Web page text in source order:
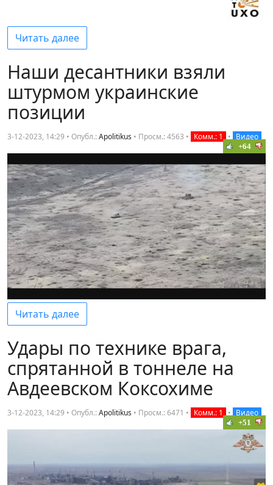
Читать далее
Наши десантники взяли
штурмом украинские
позиции
3-12-2023, 14:29 • Опубл.:Apolitikus • Просм.: 4563 • Комм.: 1 • Видео
+64
Читать далее
Удары по технике врага,
спрятанной в тоннеле на
Авдеевском Коксохиме
3-12-2023, 14:29 • Опубл.:Apolitikus • Просм.: 6471 • Комм.: 1 • Видео
+51